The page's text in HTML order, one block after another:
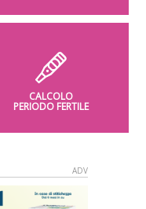
CALCOLO
PERIODO FERTILE